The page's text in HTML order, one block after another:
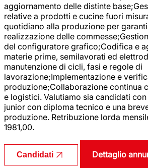
aggiornamento delle distinte
relative a prodotti e cucine fuori
quotidiano alla produzione per
realizzazione delle
del configuratore grafico;Codifica e
materie prime, semilavorati ed
manutenzione di cicli, fasi e regole di
lavorazione;Implementazione e
produzione;Collaborazione continua
e logistici. Valutiamo sia candidati
junior con diploma tecnico e una
produzione. Retribuzione lorda
1981,00.
Candidati Dettaglio